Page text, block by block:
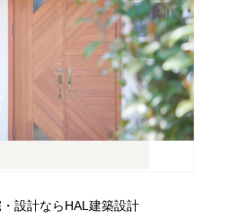
設計ならHAL建築設計